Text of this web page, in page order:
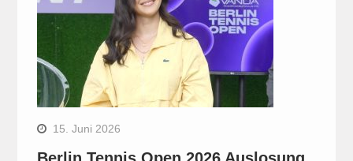
15. Juni 2026
Berlin Tennis Open 2026 Auslosung